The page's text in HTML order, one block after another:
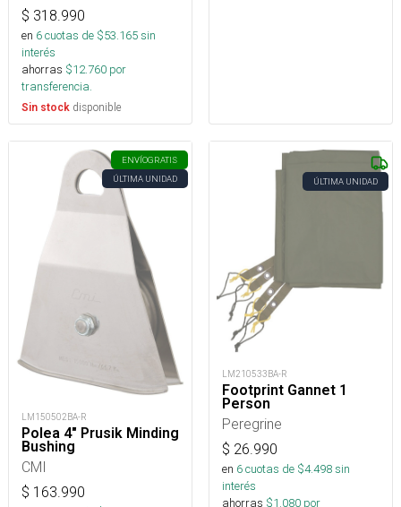
$ 318.990
en 6cuotas de $53.165sin
interés
ahorras $12.760 por
transferencia.
Sin stock disponible
ENVÍOGRATIS
ÚLTIMA UNIDAD
LM150502BA-R
Polea 4" Prusik Minding
Bushing
CMI
$ 163.990
ÚLTIMA UNIDAD
LM210533BA-R
Footprint Gannet 1
Person
Peregrine
$ 26.990
en 6cuotas de $4.498sin
interés
ahorras $1.080 por